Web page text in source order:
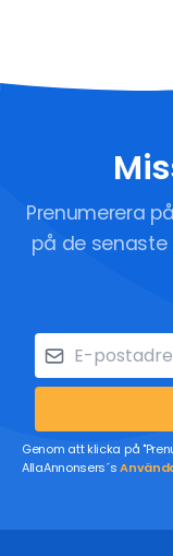
Prenumerera
på de
Genom att klicka på
AllaAnnonsers´s